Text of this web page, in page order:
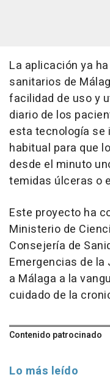
La aplicación ya
sanitarios de
facilidad de uso y
diario de los
esta tecnología se
habitual para que
desde el minuto
temidas úlceras o
Este proyecto ha
Ministerio de
Consejería de
Emergencias de
a Málaga a la
cuidado de la
Contenido patrocinado
Lo más leído